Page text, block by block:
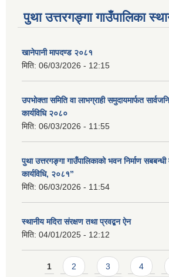
पुथा उत्तरगङ्गा गाउँपालिका
खानेपानी मापदण्ड २०८१
मिति: 06/03/2026 - 12:15
उपभोक्ता समिति वा लाभग्राही समुदायमार्फत
कार्यविधि २०८०
मिति: 06/03/2026 - 11:55
पुथा उत्तरगङ्गा गाउँपालिकाको भवन निर्माण
कार्यविधि, २०८१”
मिति: 06/03/2026 - 11:54
स्थानीय मदिरा संरक्षण तथा प्रवद्बन ऐन
मिति: 04/01/2025 - 12:12
Pages
1 2 3 4